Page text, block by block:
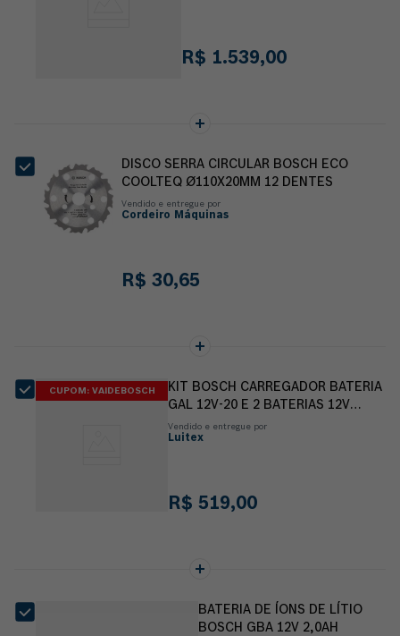
R$ 1.539,00
DISCO SERRA CIRCULAR BOSCH ECO
COOLTEQ Ø110X20MM 12 DENTES
Vendido e entregue por
Cordeiro Máquinas
R$ 30,65
CUPOM: VAIDEBOSCH
KIT BOSCH CARREGADOR BATERIA
GAL 12V-20 E 2 BATERIAS 12V
2,0AH
Vendido e entregue por
Luitex
R$ 519,00
BATERIA DE ÍONS DE LÍTIO
BOSCH GBA 12V 2,0AH